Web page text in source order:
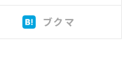
ブクマ